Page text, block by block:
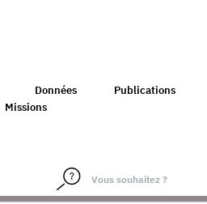
Données
Publications
Missions